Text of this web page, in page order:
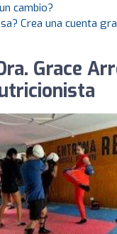
cambio?
Crea una cuenta
Grace